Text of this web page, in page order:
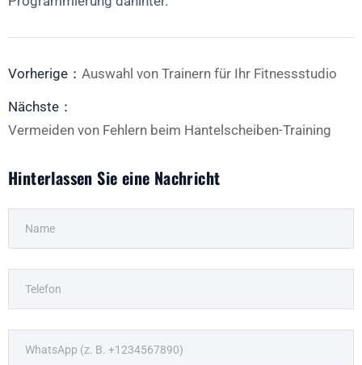
Vorherige： Auswahl von Trainern für Ihr Fitnessstudio
Nächste：
Vermeiden von Fehlern beim Hantelscheiben-Training
Hinterlassen Sie eine Nachricht